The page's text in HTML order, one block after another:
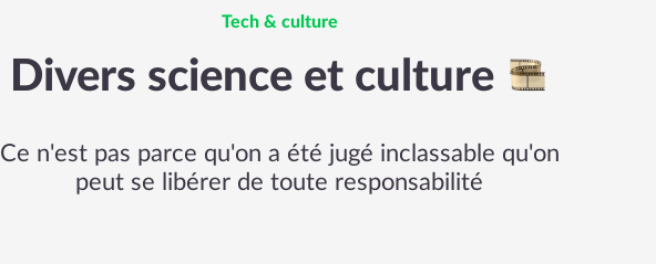
Tech & culture
Divers science et culture
Ce n'est pas parce qu'on a été jugé inclassable qu'on
peut se libérer de toute responsabilité